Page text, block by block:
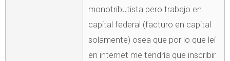
monotributista pero trabajo en
capital federal (facturo en capital
solamente) osea que por lo que leí
en internet me tendría que inscribir